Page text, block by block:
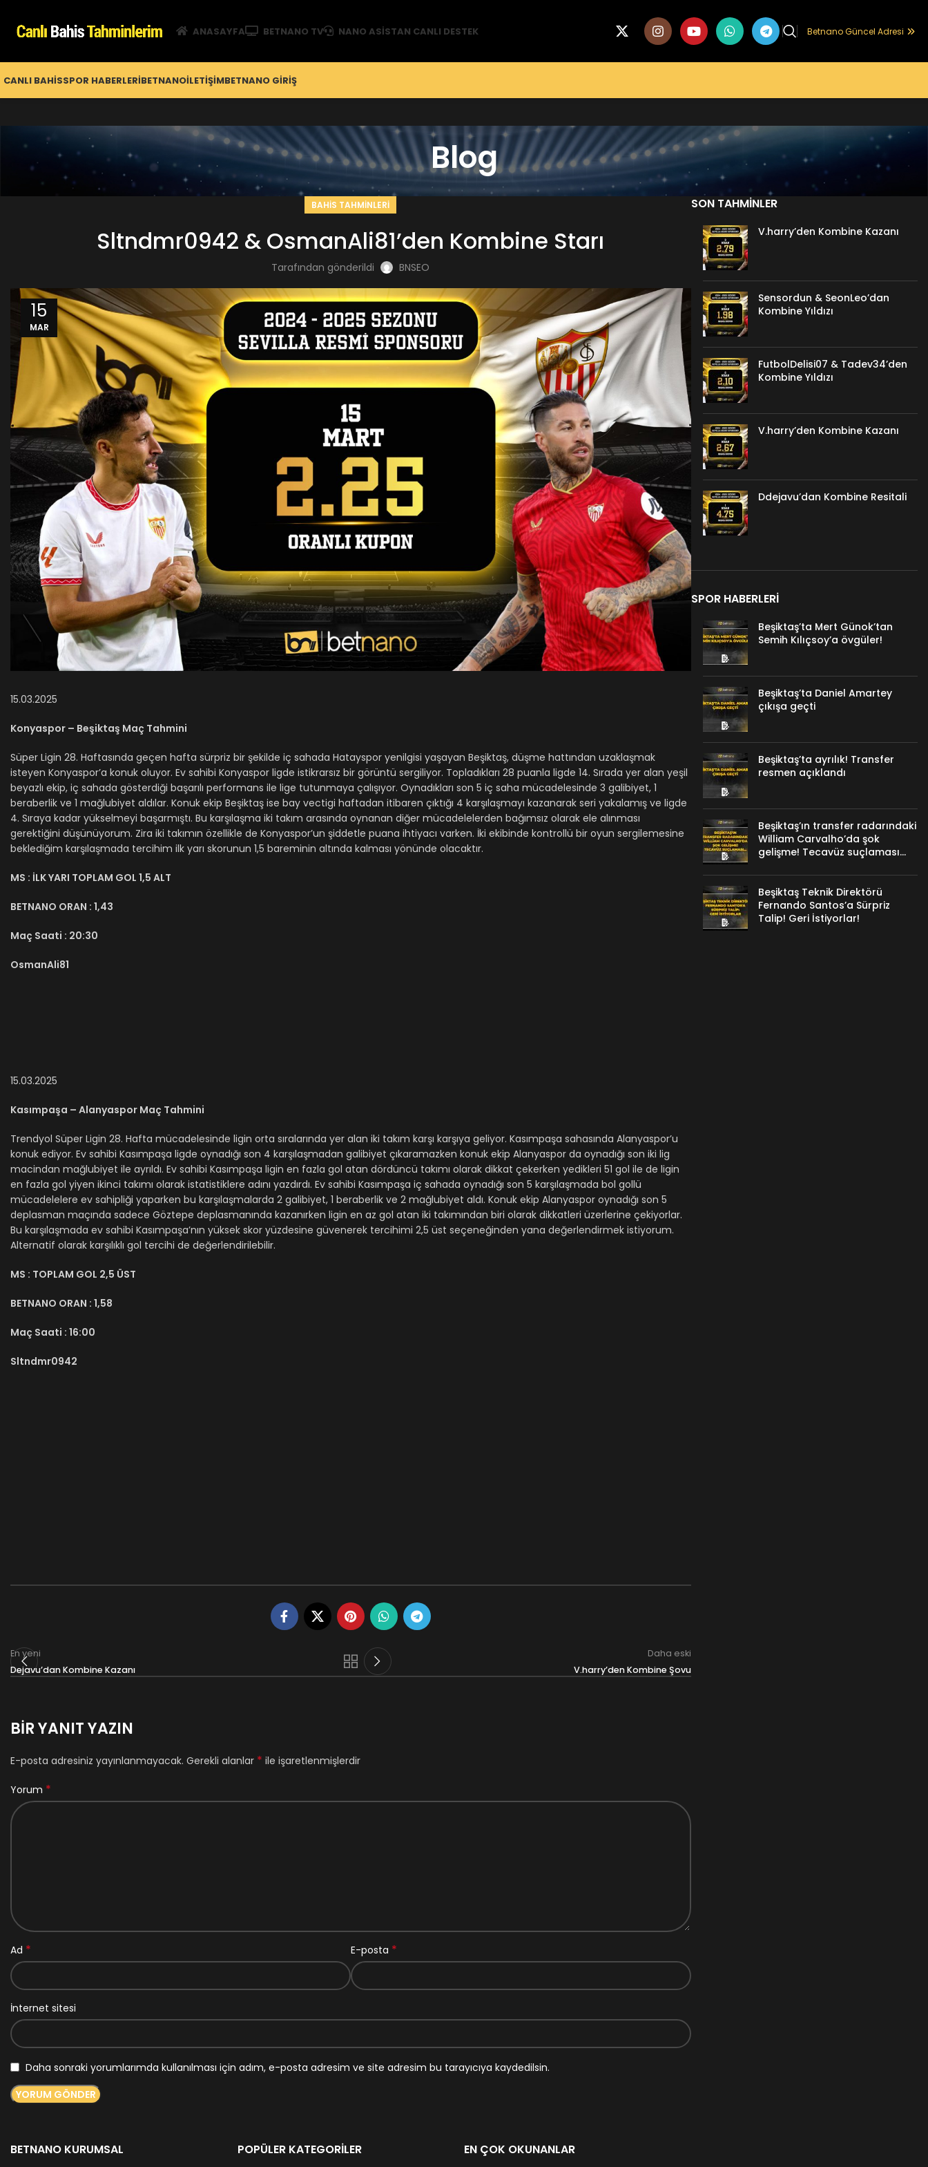
ANASAYFA BETNANO TV NANO ASISTAN CANLI DESTEK Betnano Güncel Adresi
CANLI BAHISSPOR HABERLERIBETNANOİLETIŞIMBETNANO GİRIŞ
Blog
BAHIS TAHMINLERI
Sltndmr0942 & OsmanAli81’den Kombine Starı
Tarafından gönderildi BNSEO
15
MAR
15.03.2025
Konyaspor – Beşiktaş Maç Tahmini
Süper Ligin 28. Haftasında geçen hafta sürpriz bir şekilde iç sahada Hatayspor yenilgisi yaşayan Beşiktaş, düşme hattından uzaklaşmak
isteyen Konyaspor’a konuk oluyor. Ev sahibi Konyaspor ligde istikrarsız bir görüntü sergiliyor. Topladıkları 28 puanla ligde 14. Sırada yer alan yeşil
beyazlı ekip, iç sahada gösterdiği başarılı performans ile lige tutunmaya çalışıyor. Oynadıkları son 5 iç saha mücadelesinde 3 galibiyet, 1
beraberlik ve 1 mağlubiyet aldılar. Konuk ekip Beşiktaş ise bay vectigi haftadan itibaren çıktığı 4 karşılaşmayı kazanarak seri yakalamış ve ligde
4. Sıraya kadar yükselmeyi başarmıştı. Bu karşılaşma iki takım arasında oynanan diğer mücadelelerden bağımsız olarak ele alınması
gerektiğini düşünüyorum. Zira iki takımın özellikle de Konyaspor’un şiddetle puana ihtiyacı varken. İki ekibinde kontrollü bir oyun sergilemesine
beklediğim karşılaşmada tercihim ilk yarı skorunun 1,5 bareminin altında kalması yönünde olacaktır.
MS : İLK YARI TOPLAM GOL 1,5 ALT
BETNANO ORAN : 1,43
Maç Saati : 20:30
OsmanAli81
15.03.2025
Kasımpaşa – Alanyaspor Maç Tahmini
Trendyol Süper Ligin 28. Hafta mücadelesinde ligin orta sıralarında yer alan iki takım karşı karşıya geliyor. Kasımpaşa sahasında Alanyaspor’u
konuk ediyor. Ev sahibi Kasımpaşa ligde oynadığı son 4 karşılaşmadan galibiyet çıkaramazken konuk ekip Alanyaspor da oynadığı son iki lig
macindan mağlubiyet ile ayrıldı. Ev sahibi Kasımpaşa ligin en fazla gol atan dördüncü takımı olarak dikkat çekerken yedikleri 51 gol ile de ligin
en fazla gol yiyen ikinci takımı olarak istatistiklere adını yazdırdı. Ev sahibi Kasımpaşa iç sahada oynadığı son 5 karşılaşmada bol gollü
mücadelelere ev sahipliği yaparken bu karşılaşmalarda 2 galibiyet, 1 beraberlik ve 2 mağlubiyet aldı. Konuk ekip Alanyaspor oynadığı son 5
deplasman maçında sadece Göztepe deplasmanında kazanırken ligin en az gol atan iki takımından biri olarak dikkatleri üzerlerine çekiyorlar.
Bu karşılaşmada ev sahibi Kasımpaşa’nın yüksek skor yüzdesine güvenerek tercihimi 2,5 üst seçeneğinden yana değerlendirmek istiyorum.
Alternatif olarak karşılıklı gol tercihi de değerlendirilebilir.
MS : TOPLAM GOL 2,5 ÜST
BETNANO ORAN : 1,58
Maç Saati : 16:00
Sltndmr0942
En yeni
Dejavu’dan Kombine Kazanı
Daha eski
V.harry’den Kombine Şovu
BIR YANIT YAZIN
E-posta adresiniz yayınlanmayacak. Gerekli alanlar * ile işaretlenmişlerdir
Yorum *
Ad * E-posta *
İnternet sitesi
Daha sonraki yorumlarımda kullanılması için adım, e-posta adresim ve site adresim bu tarayıcıya kaydedilsin.
SON TAHMINLER
V.harry’den Kombine Kazanı
Sensordun & SeonLeo’dan
Kombine Yıldızı
FutbolDelisi07 & Tadev34’den
Kombine Yıldızı
V.harry’den Kombine Kazanı
Ddejavu’dan Kombine Resitali
SPOR HABERLERI
Beşiktaş’ta Mert Günok’tan
Semih Kılıçsoy’a övgüler!
Beşiktaş’ta Daniel Amartey
çıkışa geçti
Beşiktaş’ta ayrılık! Transfer
resmen açıklandı
Beşiktaş’ın transfer radarındaki
William Carvalho’da şok
gelişme! Tecavüz suçlaması…
Beşiktaş Teknik Direktörü
Fernando Santos’a Sürpriz
Talip! Geri İstiyorlar!
BETNANO KURUMSAL POPÜLER KATEGORILER EN ÇOK OKUNANLAR